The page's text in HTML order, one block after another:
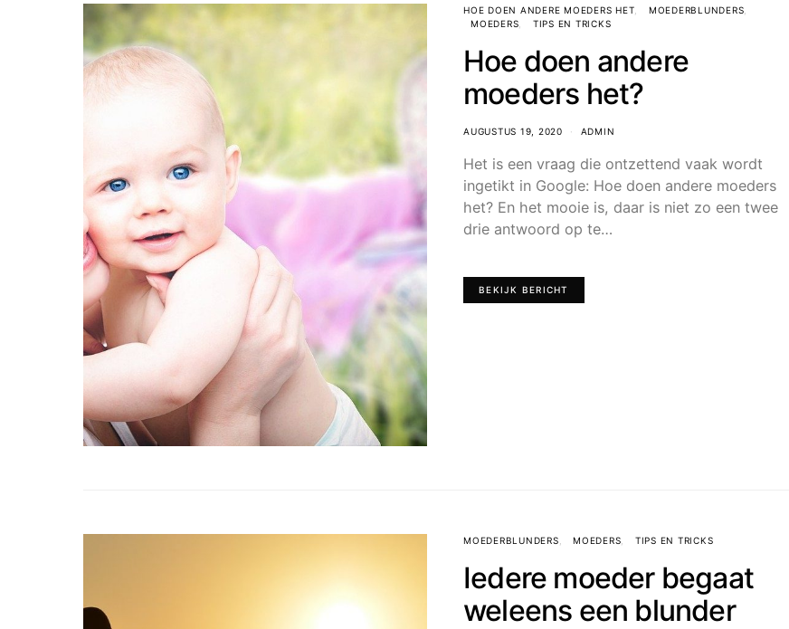
HOE DOEN ANDERE MOEDERS HET
MOEDERBLUNDERS
MOEDERS
TIPS EN TRICKS
Hoe doen andere
moeders het?
AUGUSTUS 19, 2020 ADMIN
Het is een vraag die ontzettend vaak wordt
ingetikt in Google: Hoe doen andere moeders
het? En het mooie is, daar is niet zo een twee
drie antwoord op te…
BEKIJK BERICHT
MOEDERBLUNDERS MOEDERS TIPS EN TRICKS
Iedere moeder begaat
weleens een blunder